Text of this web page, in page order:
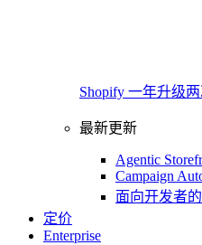
Shopify 一年升级
最新更新
Agentic
Campaign
面向开发者
定价
Enterprise